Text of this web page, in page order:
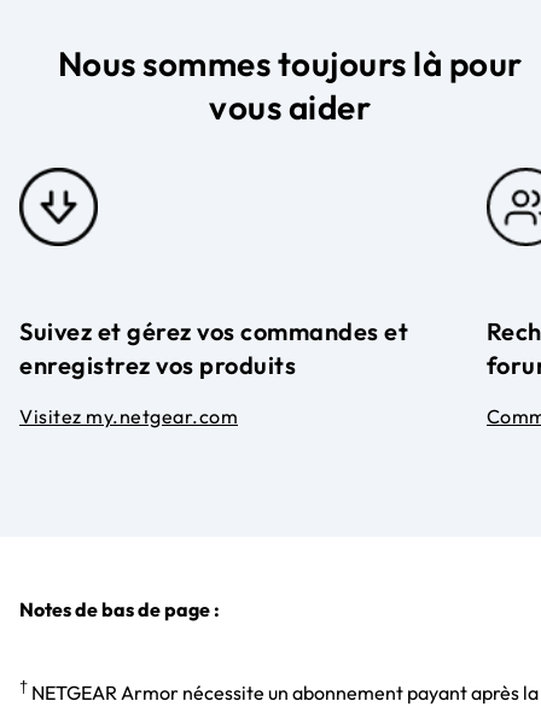
Nous sommes toujours là pour
vous aider
Suivez et gérez vos commandes et
enregistrez vos produits
Visitez my.netgear.com
Notes de bas de page :
† NETGEAR Armor nécessite un abonnement payant après la